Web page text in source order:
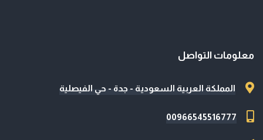
معلومات التواصل
المملكة العربية السعودية - جدة - حي الفيصلية
00966545516777